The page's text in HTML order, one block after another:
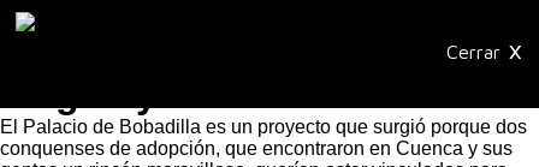
El Palacio de Bobadilla es un proyecto que surgió porque dos
conquenses de adopción, que encontraron en Cuenca y sus
Cerrar ×